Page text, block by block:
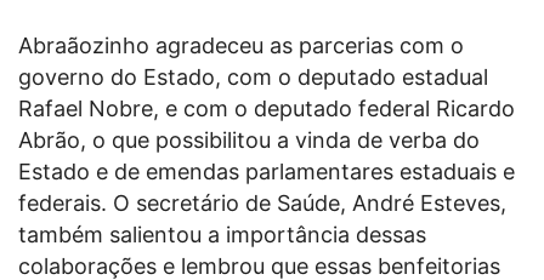
Abraãozinho agradeceu as parcerias com o
governo do Estado, com o deputado estadual
Rafael Nobre, e com o deputado federal Ricardo
Abrão, o que possibilitou a vinda de verba do
Estado e de emendas parlamentares estaduais e
federais. O secretário de Saúde, André Esteves,
também salientou a importância dessas
colaborações e lembrou que essas benfeitorias